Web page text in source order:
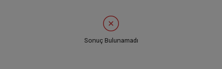
Sonuç Bulunamadı